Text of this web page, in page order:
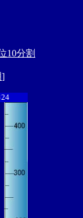
10分割
]
24